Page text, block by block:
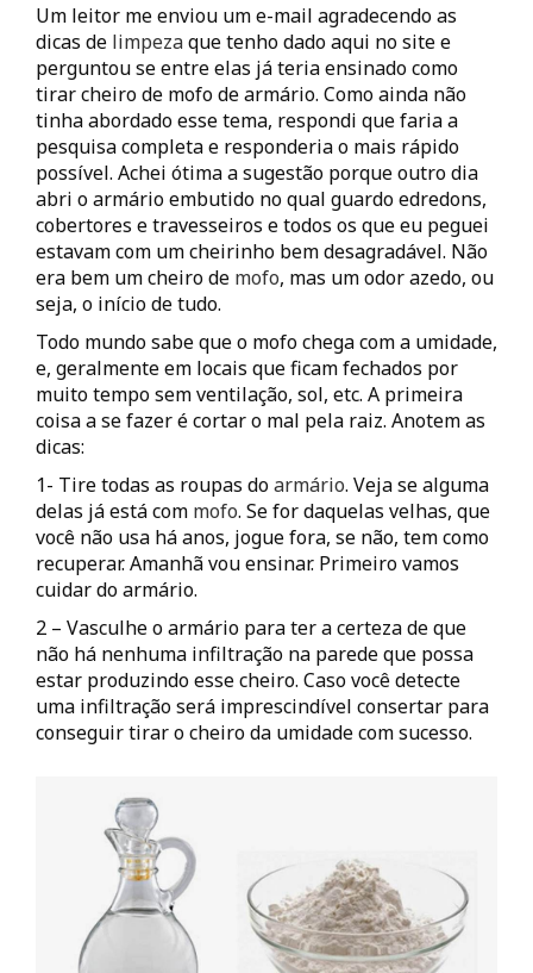
Um leitor me enviou um e-mail agradecendo as
dicas de limpezaque tenho dado aqui no site e
perguntou se entre elas já teria ensinado como
tirar cheiro de mofo de armário. Como ainda não
tinha abordado esse tema, respondi que faria a
pesquisa completa e responderia o mais rápido
possível. Achei ótima a sugestão porque outro dia
abri o armário embutido no qual guardo edredons,
cobertores e travesseiros e todos os que eu peguei
estavam com um cheirinho bem desagradável. Não
era bem um cheiro de mofo, mas um odor azedo, ou
seja, o início de tudo.
Todo mundo sabe que o mofo chega com a umidade,
e, geralmente em locais que ficam fechados por
muito tempo sem ventilação, sol, etc. A primeira
coisa a se fazer é cortar o mal pela raiz. Anotem as
dicas:
1- Tire todas as roupas doarmário. Veja se alguma
delas já está com mofo. Se for daquelas velhas, que
você não usa há anos, jogue fora, se não, tem como
recuperar. Amanhã vou ensinar. Primeiro vamos
cuidar do armário.
2 – Vasculhe o armário para ter a certeza de que
não há nenhuma infiltração na parede que possa
estar produzindo esse cheiro. Caso você detecte
uma infiltração será imprescindível consertar para
conseguir tirar o cheiro da umidade com sucesso.